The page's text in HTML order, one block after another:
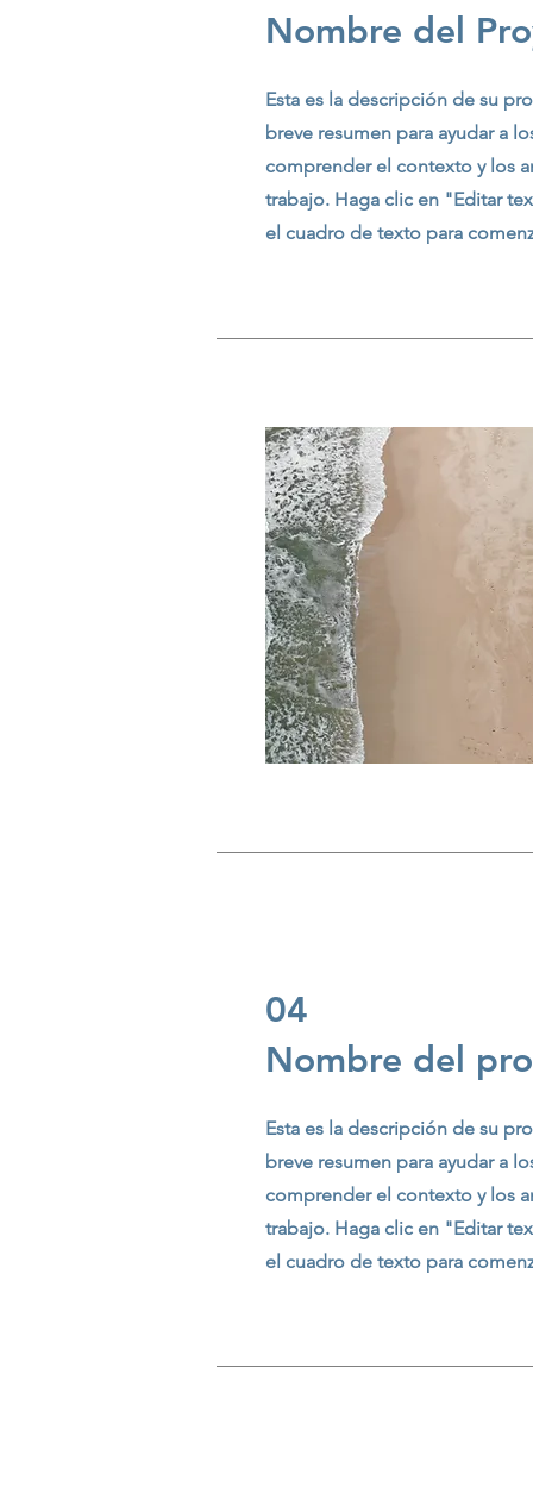
Nombre del
Esta es la descripción de su
breve resumen para ayudar a
comprender el contexto y los
trabajo. Haga clic en "Editar
el cuadro de texto para
04
Nombre del
Esta es la descripción de su
breve resumen para ayudar a
comprender el contexto y los
trabajo. Haga clic en "Editar
el cuadro de texto para